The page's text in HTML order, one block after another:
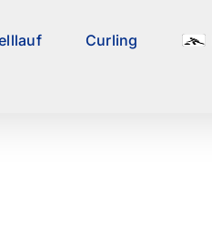
Curling